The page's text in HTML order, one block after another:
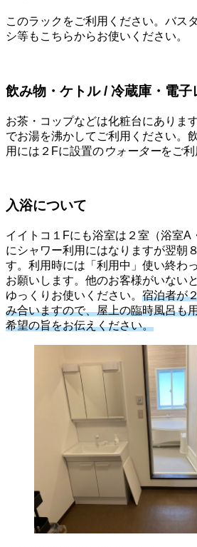
このラックをご利用ください。バス
シ等もこちらからお使いください。
飲み物・ケトル / 冷蔵庫・電子
お茶・コップなどは化粧台にありま
でお湯を沸かしてご利用ください。
用には２Fに設置のウォーターをご利
入浴について
イイトコ１Fにも浴室は２室（浴室A
にシャワー利用にはなりますが翌朝
す。利用時には「利用中」使い終わ
お願いします。他のお客様がいない
ゆっくりお使いください。 宿泊者が
み合いますので、屋上の臨時風呂も
希望の旨をお伝えください。